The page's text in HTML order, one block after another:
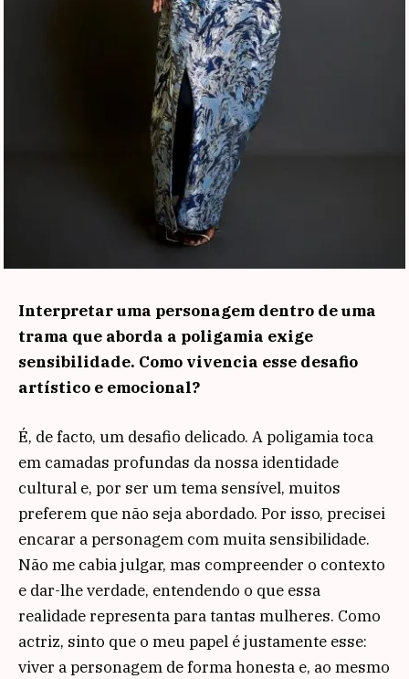
Interpretar uma personagem dentro de uma
trama que aborda a poligamia exige
sensibilidade. Como vivencia esse desafio
artístico e emocional?
É, de facto, um desafio delicado. A poligamia toca
em camadas profundas da nossa identidade
cultural e, por ser um tema sensível, muitos
preferem que não seja abordado. Por isso, precisei
encarar a personagem com muita sensibilidade.
Não me cabia julgar, mas compreender o contexto
e dar-lhe verdade, entendendo o que essa
realidade representa para tantas mulheres. Como
actriz, sinto que o meu papel é justamente esse:
viver a personagem de forma honesta e, ao mesmo